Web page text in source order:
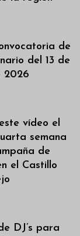
de
del 13 de
2026
vídeo el
semana
de
el Castillo
DJ’s para